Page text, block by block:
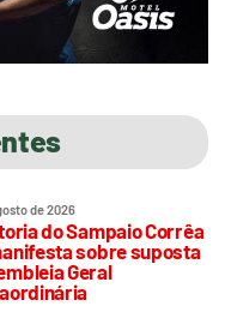
de 2026
do Sampaio Corrêa
sobre suposta
Geral